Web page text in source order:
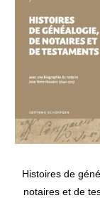
Histoires de
notaires et de